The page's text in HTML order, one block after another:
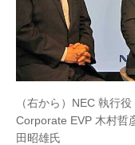
（右から）NEC 執行
Corporate EVP 木村哲
田昭雄氏